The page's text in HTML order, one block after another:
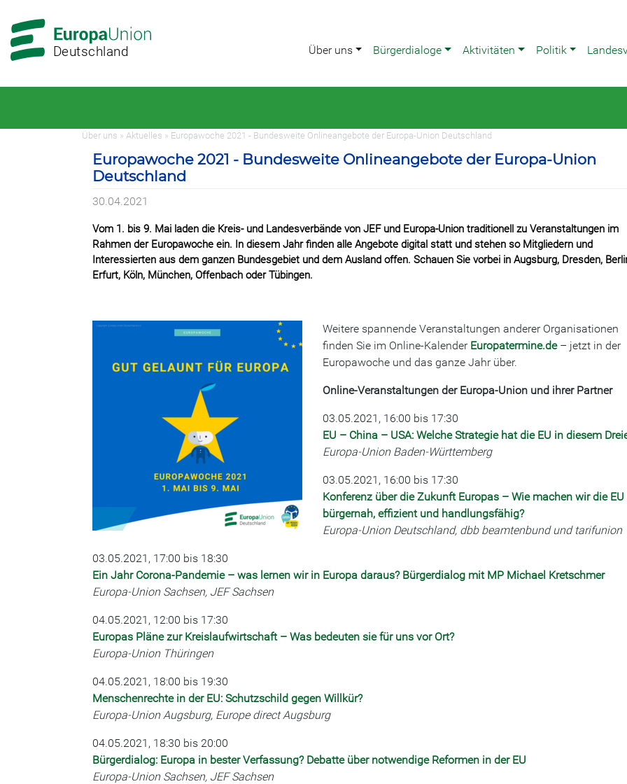
Hauptnavigation
Hauptbereich
Deutschland Über uns Bürgerdialoge Aktivitäten Politik
Über uns » Aktuelles » Europawoche 2021 - Bundesweite Onlineangebote der Europa-Union Deutschland
Europawoche 2021 - Bundesweite Onlineangebote der Europa-Union
Deutschland
30.04.2021
Vom 1. bis 9. Mai laden die Kreis- und Landesverbände von JEF und Europa-Union traditionell zu Veranstaltungen im
Rahmen der Europawoche ein. In diesem Jahr finden alle Angebote digital statt und stehen so Mitgliedern und
Interessierten aus dem ganzen Bundesgebiet und dem Ausland offen. Schauen Sie vorbei in Augsburg, Dresden,
Erfurt, Köln, München, Offenbach oder Tübingen.
Weitere spannende Veranstaltungen anderer Organisationen
finden Sie im Online-Kalender Europatermine.de– jetzt in der
Europawoche und das ganze Jahr über.
Online-Veranstaltungen der Europa-Union und ihrer Partner
03.05.2021, 16:00 bis 17:30
EU – China – USA: Welche Strategie hat die EU in diesem
Europa-Union Baden-Württemberg
03.05.2021, 16:00 bis 17:30
Konferenz über die Zukunft Europas – Wie machen wir die EU
bürgernah, effizient und handlungsfähig?
Europa-Union Deutschland, dbb beamtenbund und tarifunion
03.05.2021, 17:00 bis 18:30
Ein Jahr Corona-Pandemie – was lernen wir in Europa daraus? Bürgerdialog mit MP Michael Kretschmer
Europa-Union Sachsen, JEF Sachsen
04.05.2021, 12:00 bis 17:30
Europas Pläne zur Kreislaufwirtschaft – Was bedeuten sie für uns vor Ort?
Europa-Union Thüringen
04.05.2021, 18:00 bis 19:30
Menschenrechte in der EU: Schutzschild gegen Willkür?
Europa-Union Augsburg, Europe direct Augsburg
04.05.2021, 18:30 bis 20:00
Bürgerdialog: Europa in bester Verfassung? Debatte über notwendige Reformen in der EU
Europa-Union Sachsen, JEF Sachsen